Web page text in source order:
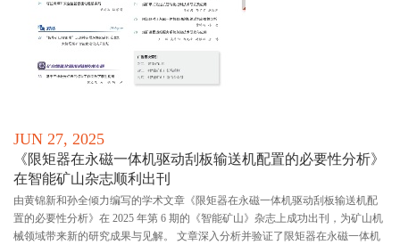
JUN 27, 2025
《限矩器在永磁一体机驱动刮板输送机配置的必要性分析》
在智能矿山杂志顺利出刊
由黄锦新和孙全倾力编写的学术文章《限矩器在永磁一体机驱动刮板输送机配
置的必要性分析》在 2025 年第 6 期的《智能矿山》杂志上成功出刊，为矿山机
械领域带来新的研究成果与见解。 文章深入分析并验证了限矩器在永磁一体机